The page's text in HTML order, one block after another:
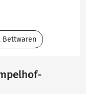
Bettwaren